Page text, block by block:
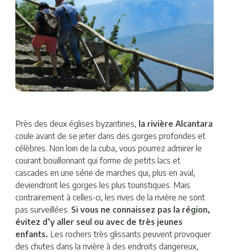
Près des deux églises byzantines, la rivière Alcantara
coule avant de se jeter dans des gorges profondes et
célèbres. Non loin de la cuba, vous pourrez admirer le
courant bouillonnant qui forme de petits lacs et
cascades en une série de marches qui, plus en aval,
deviendront les gorges les plus touristiques. Mais
contrairement à celles-ci, les rives de la rivière ne sont
pas surveillées. Si vous ne connaissez pas la région,
évitez d’y aller seul ou avec de très jeunes
enfants. Les rochers très glissants peuvent provoquer
des chutes dans la rivière à des endroits dangereux,